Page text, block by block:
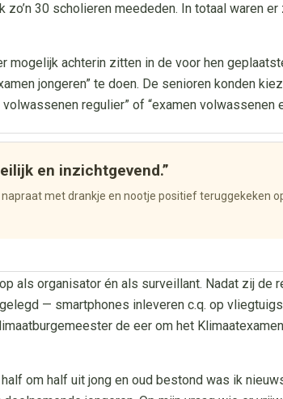
30 scholieren meededen. In totaal waren er
mogelijk achterin zitten in de voor hen
jongeren” te doen. De senioren konden
regulier” of “examen volwassenen
en inzichtgevend.”
met drankje en nootje positief teruggekeken
als organisator én als surveillant. Nadat zij de
— smartphones inleveren c.q. op
de eer om het
om half uit jong en oud bestond was ik